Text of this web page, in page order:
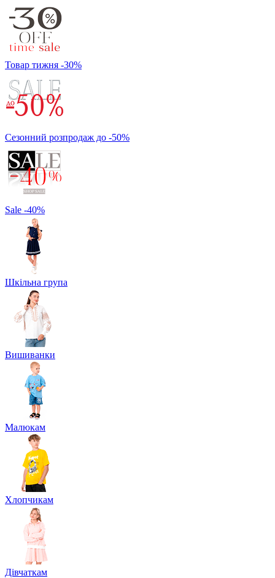
Товар тижня -30%
Сезонний розпродаж до -50%
Sale -40%
Шкільна група
Вишиванки
Малюкам
Хлопчикам
Дівчаткам